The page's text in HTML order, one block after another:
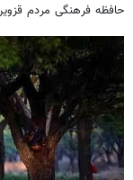
حافظه فرهنگی مردم